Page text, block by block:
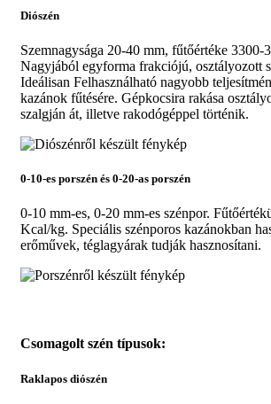
Diószén
Szemnagysága 20-40 mm, fűtőértéke 3300-
Nagyjából egyforma frakciójú, osztályozott
Ideálisan Felhasználható nagyobb
kazánok fűtésére. Gépkocsira rakása
szalgján át, illetve rakodógéppel történik.
0-10-es porszén és 0-20-as porszén
0-10 mm-es, 0-20 mm-es szénpor.
Kcal/kg. Speciális szénporos kazánokban
erőművek, téglagyárak tudják hasznosítani.
Csomagolt szén típusok:
Raklapos diószén